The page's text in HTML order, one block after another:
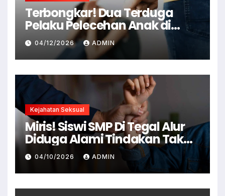
Terbongkar! Dua Terduga
Pelaku Pelecehan Anak di
Cianjur Ditangkap Polisi
04/12/2026 ADMIN
Kejahatan Seksual
Miris! Siswi SMP Di Tegal Alur
Diduga Alami Tindakan Tak
Senonoh Di Sekolah
04/10/2026 ADMIN